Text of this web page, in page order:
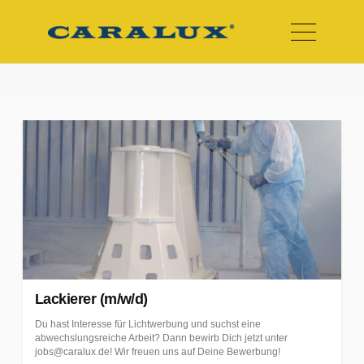
5
S
t
e
l
l
e
n
a
n
Menu
Lackierer (m/w/d)
Du hast Interesse für Lichtwerbung und suchst eine
abwechslungsreiche Arbeit? Dann bewirb Dich jetzt unter
jobs@caralux.de! Wir freuen uns auf Deine Bewerbung!